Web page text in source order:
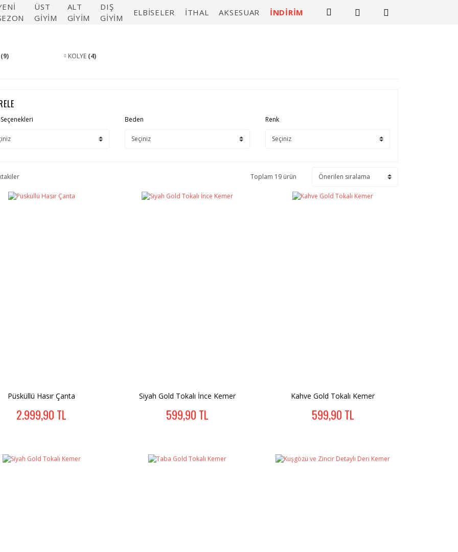
ÜST
GİYİM
ALT
GİYİM
DIŞ
GİYİM
ELBİSELER İTHAL AKSESUAR İNDİRİM
(9) KOLYE (4)
Beden Renk
Toplam 19 ürün
Püsküllü Hasır Çanta
2.999,90 TL
Siyah Gold Tokalı İnce Kemer
599,90 TL
Kahve Gold Tokalı Kemer
599,90 TL